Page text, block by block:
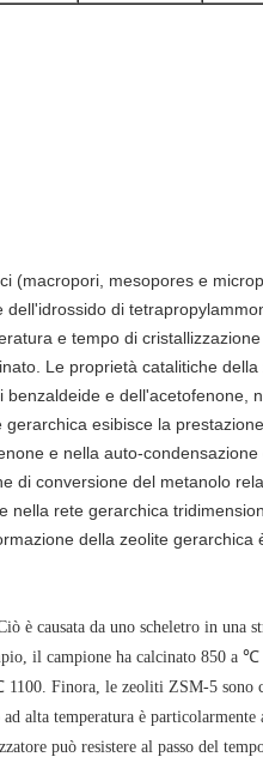
(macropori, mesopores e
dell'idrossido di
e tempo di
Le proprietà catalitiche
e dell'acetofenone,
esibisce la
e nella auto-
di conversione del metanolo
nella rete gerarchica
della zeolite gerarchica
è causata da uno scheletro in una
il campione ha calcinato 850 a
1100. Finora, le zeoliti ZSM-5 sono
alta temperatura è
può resistere al passo del